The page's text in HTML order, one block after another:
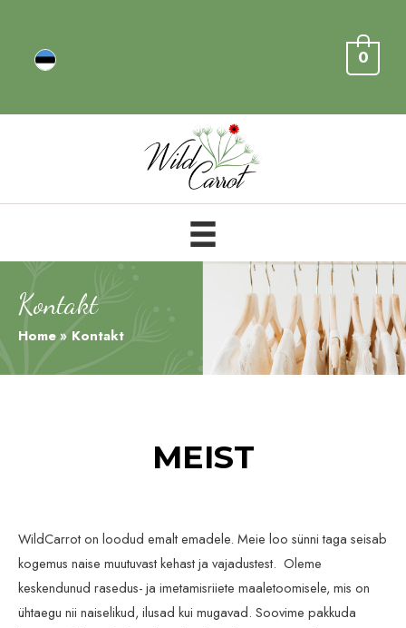
0
Kontakt
Home Kontakt
MEIST
WildCarrot on loodud emalt emadele. Meie loo sünni taga seisab
kogemus naise muutuvast kehast ja vajadustest. Oleme
keskendunud rasedus- ja imetamisriiete maaletoomisele, mis on
ühtaegu nii naiselikud, ilusad kui mugavad. Soovime pakkuda